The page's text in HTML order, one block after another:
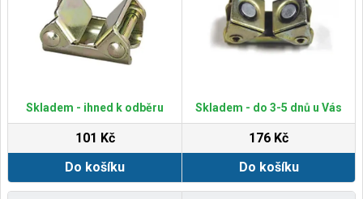
Skladem - ihned k odběru
101 Kč
Do košíku
Skladem - do 3-5 dnů u Vás
176 Kč
Do košíku